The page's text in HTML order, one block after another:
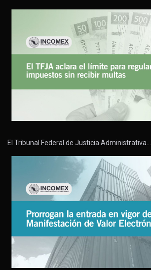
El Tribunal Federal de Justicia Administrativa…